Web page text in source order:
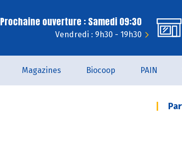
Prochaine ouverture : Samedi 09:30
Vendredi : 9h30 - 19h30
Magazines Biocoop PAIN